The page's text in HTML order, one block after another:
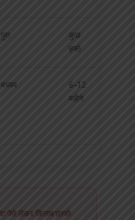
पूरा
कुछ
हफ्ते
मध्यम
6–12
महीने
पैसे लेकर किताब छापते